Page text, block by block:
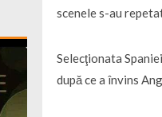
scenele s-au
Selecţionata
după ce a învins